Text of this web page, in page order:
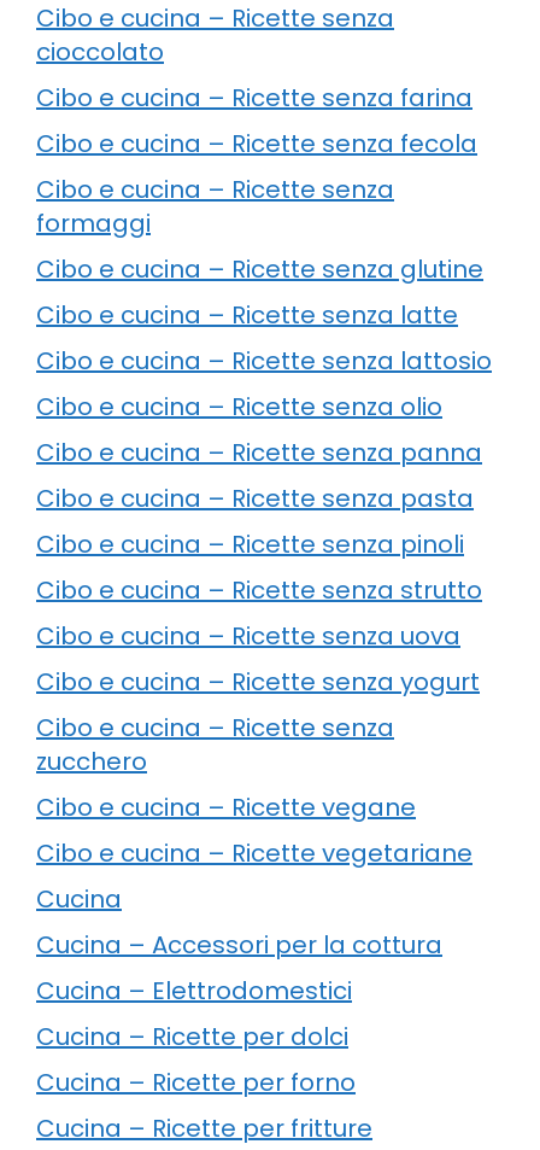
Cibo e cucina – Ricette senza
cioccolato
Cibo e cucina – Ricette senza farina
Cibo e cucina – Ricette senza fecola
Cibo e cucina – Ricette senza
formaggi
Cibo e cucina – Ricette senza glutine
Cibo e cucina – Ricette senza latte
Cibo e cucina – Ricette senza lattosio
Cibo e cucina – Ricette senza olio
Cibo e cucina – Ricette senza panna
Cibo e cucina – Ricette senza pasta
Cibo e cucina – Ricette senza pinoli
Cibo e cucina – Ricette senza strutto
Cibo e cucina – Ricette senza uova
Cibo e cucina – Ricette senza yogurt
Cibo e cucina – Ricette senza
zucchero
Cibo e cucina – Ricette vegane
Cibo e cucina – Ricette vegetariane
Cucina
Cucina – Accessori per la cottura
Cucina – Elettrodomestici
Cucina – Ricette per dolci
Cucina – Ricette per forno
Cucina – Ricette per fritture